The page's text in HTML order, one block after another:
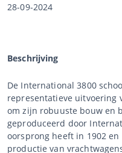
28-09-2024
Beschrijving
De International 3800
representatieve uitvoering
om zijn robuuste bouw en
geproduceerd door
oorsprong heeft in 1902
productie van